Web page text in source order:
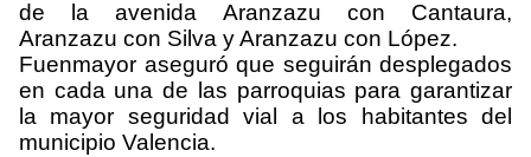
de la avenida Aranzazu con Cantaura,
Aranzazu con Silva y Aranzazu con López.
Fuenmayor aseguró que seguirán desplegados
en cada una de las parroquias para garantizar
la mayor seguridad vial a los habitantes del
municipio Valencia.